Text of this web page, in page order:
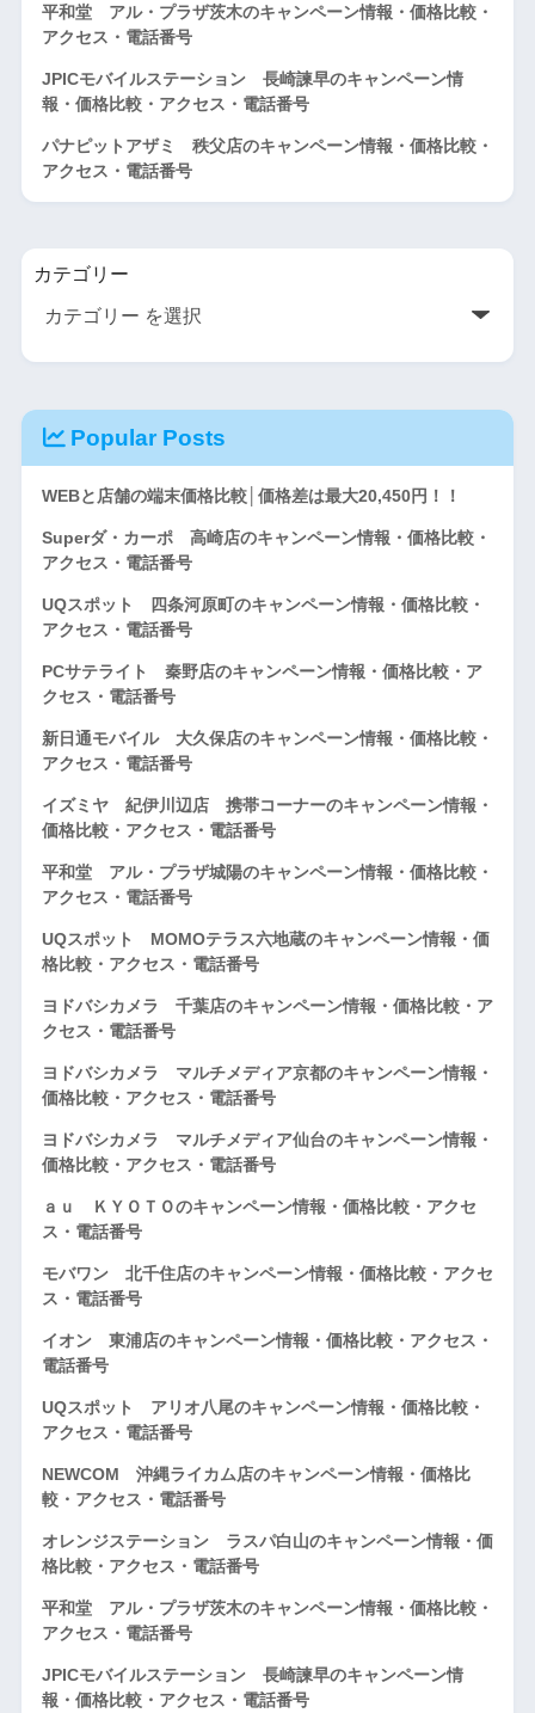
平和堂 アル・プラザ茨木のキャンペーン情報・価格比較・
アクセス・電話番号
JPICモバイルステーション 長崎諫早のキャンペーン情
報・価格比較・アクセス・電話番号
パナピットアザミ 秩父店のキャンペーン情報・価格比較・
アクセス・電話番号
カテゴリー
Popular Posts
WEBと店舗の端末価格比較│価格差は最大20,450円！！
Superダ・カーポ 高崎店のキャンペーン情報・価格比較・
アクセス・電話番号
UQスポット 四条河原町のキャンペーン情報・価格比較・
アクセス・電話番号
PCサテライト 秦野店のキャンペーン情報・価格比較・ア
クセス・電話番号
新日通モバイル 大久保店のキャンペーン情報・価格比較・
アクセス・電話番号
イズミヤ 紀伊川辺店 携帯コーナーのキャンペーン情報・
価格比較・アクセス・電話番号
平和堂 アル・プラザ城陽のキャンペーン情報・価格比較・
アクセス・電話番号
UQスポット MOMOテラス六地蔵のキャンペーン情報・価
格比較・アクセス・電話番号
ヨドバシカメラ 千葉店のキャンペーン情報・価格比較・ア
クセス・電話番号
ヨドバシカメラ マルチメディア京都のキャンペーン情報・
価格比較・アクセス・電話番号
ヨドバシカメラ マルチメディア仙台のキャンペーン情報・
価格比較・アクセス・電話番号
ａｕ ＫＹＯＴＯのキャンペーン情報・価格比較・アクセ
ス・電話番号
モバワン 北千住店のキャンペーン情報・価格比較・アクセ
ス・電話番号
イオン 東浦店のキャンペーン情報・価格比較・アクセス・
電話番号
UQスポット アリオ八尾のキャンペーン情報・価格比較・
アクセス・電話番号
NEWCOM 沖縄ライカム店のキャンペーン情報・価格比
較・アクセス・電話番号
オレンジステーション ラスパ白山のキャンペーン情報・価
格比較・アクセス・電話番号
平和堂 アル・プラザ茨木のキャンペーン情報・価格比較・
アクセス・電話番号
JPICモバイルステーション 長崎諫早のキャンペーン情
報・価格比較・アクセス・電話番号